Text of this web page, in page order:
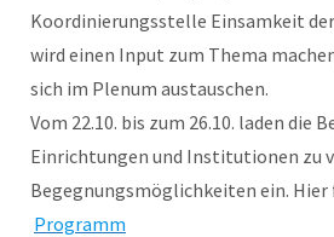
Koordinierungsstelle Einsamkeit
wird einen Input zum Thema
sich im Plenum austauschen.
Vom 22.10. bis zum 26.10. laden die
Einrichtungen und Institutionen zu
Begegnungsmöglichkeiten ein. Hier
Programm